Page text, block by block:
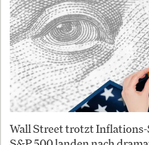
Wall Street trotzt Inflations-